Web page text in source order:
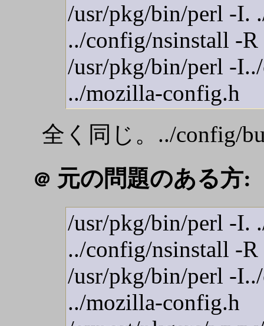
/usr/pkg/bin/perl -I.
../config/nsinstall -
/usr/pkg/bin/perl -
../mozilla-config.h
全く同じ。../config/
＠ 元の問題のある方:
/usr/pkg/bin/perl -I.
../config/nsinstall -
/usr/pkg/bin/perl -
../mozilla-config.h